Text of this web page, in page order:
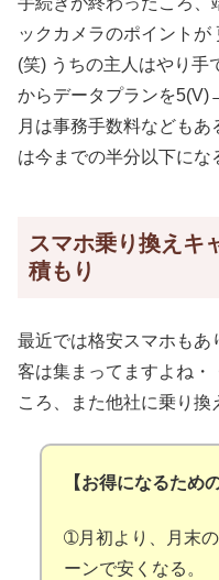
ックカメラのポイントが
(笑) うちの主人はやり手
からデータプランを
月は事務手数料なども
は今までの半分以下にな
スマホ乗り換えキ
積もり
最近では格安スマホもあ
客は集まってますよね・
ころ、また他社に乗り換
【お得になるため
➀月初より、月末
ーンで安くなる。